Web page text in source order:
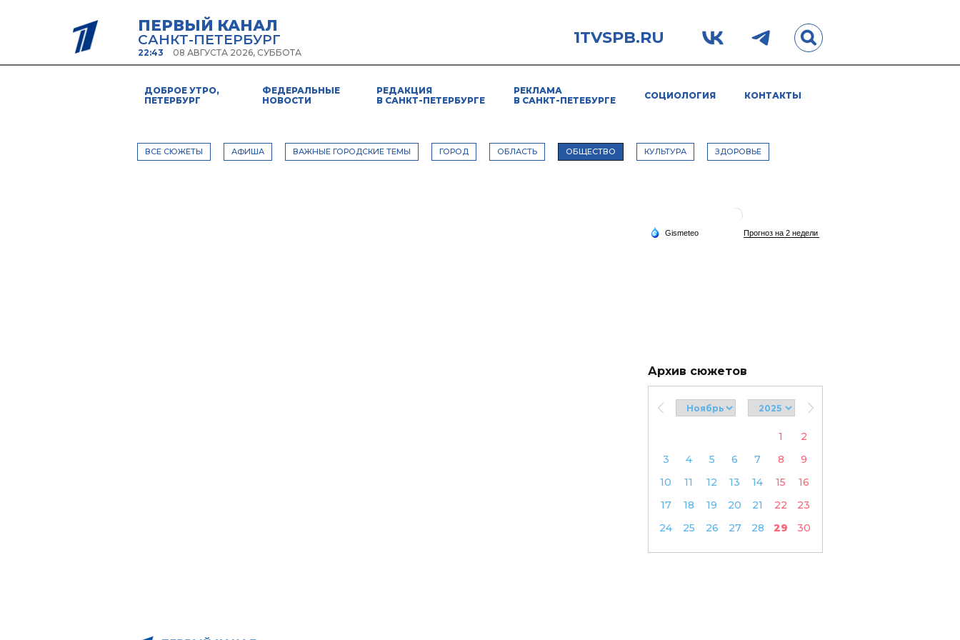
ПЕРВЫЙ КАНАЛ
САНКТ-ПЕТЕРБУРГ
22:43 08 АВГУСТА 2026, СУББОТА
1TVSPB.RU
ДОБРОЕ УТРО,
ПЕТЕРБУРГ
ФЕДЕРАЛЬНЫЕ
НОВОСТИ
РЕДАКЦИЯ
В САНКТ-ПЕТЕРБУРГЕ
РЕКЛАМА
В САНКТ-ПЕТЕБУРГЕ
СОЦИОЛОГИЯ КОНТАКТЫ
ВСЕ СЮЖЕТЫ АФИША ВАЖНЫЕ ГОРОДСКИЕ ТЕМЫ ГОРОД ОБЛАСТЬ ОБЩЕСТВО КУЛЬТУРА ЗДОРОВЬЕ
Архив сюжетов
1
2
3
4 5 6 7 8
9
10
11 12 13 14 15
16
17
18 19 20 21 22
23
24
25 26 27 28 29 30